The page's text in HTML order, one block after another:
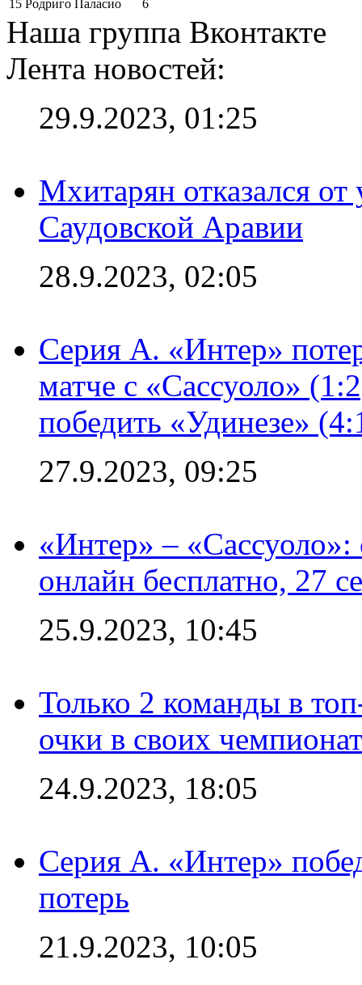
15 Родриго Паласио 6
Наша группа Вконтакте
Лента новостей:
29.9.2023, 01:25
Мхитарян отказался от
Саудовской Аравии
28.9.2023, 02:05
Серия А. «Интер»
матче с «Сассуоло»
победить «Удинезе»
27.9.2023, 09:25
«Интер» –
онлайн бесплатно, 27
25.9.2023, 10:45
Только 2 команды в
очки в своих
24.9.2023, 18:05
Серия А. «Интер»
потерь
21.9.2023, 10:05